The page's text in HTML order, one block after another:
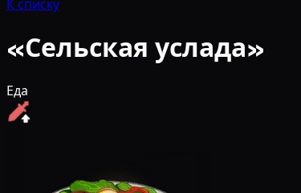
К списку
«Сельская услада»
Еда